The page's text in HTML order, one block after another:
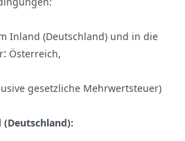
Inland (Deutschland) und in die
: Österreich,
gesetzliche Mehrwertsteuer)